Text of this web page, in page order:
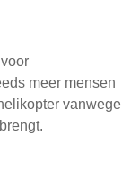
meer mensen
vanwege